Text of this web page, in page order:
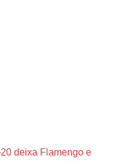
deixa Flamengo e